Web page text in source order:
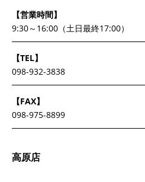
【営業時間】
9:30～16:00（土日最終17:00）
【TEL】
098-932-3838
【FAX】
098-975-8899
高原店